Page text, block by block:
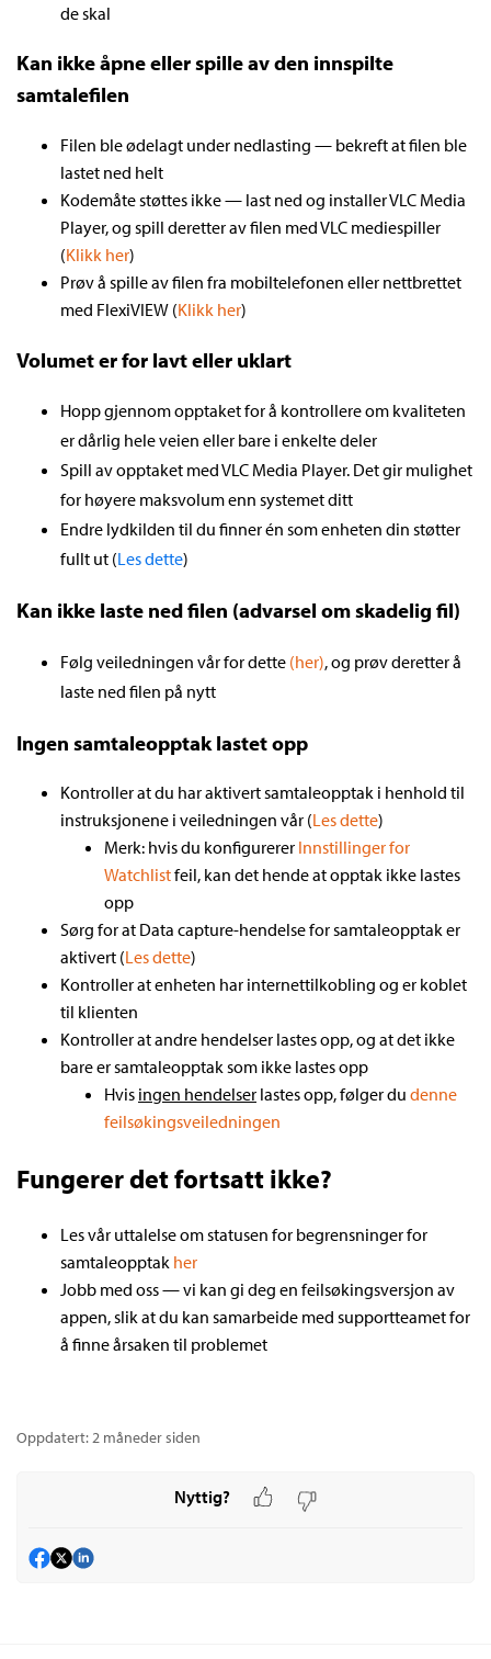
de skal
Kan ikke åpne eller spille av den innspilte
samtalefilen
Filen ble ødelagt under nedlasting — bekreft at filen ble
lastet ned helt
Kodemåte støttes ikke — last ned og installer VLC Media
Player, og spill deretter av filen med VLC mediespiller
(Klikk her)
Prøv å spille av filen fra mobiltelefonen eller nettbrettet
med FlexiVIEW (Klikk her)
Volumet er for lavt eller uklart
Hopp gjennom opptaket for å kontrollere om kvaliteten
er dårlig hele veien eller bare i enkelte deler
Spill av opptaket med VLC Media Player. Det gir mulighet
for høyere maksvolum enn systemet ditt
Endre lydkilden til du finner én som enheten din støtter
fullt ut (Les dette)
Kan ikke laste ned filen (advarsel om skadelig fil)
Følg veiledningen vår for dette (her), og prøv deretter å
laste ned filen på nytt
Ingen samtaleopptak lastet opp
Kontroller at du har aktivert samtaleopptak i henhold til
instruksjonene i veiledningen vår (Les dette)
Merk: hvis du konfigurerer Innstillinger for
Watchlistfeil, kan det hende at opptak ikke lastes
opp
Sørg for at Data capture-hendelse for samtaleopptak er
aktivert (Les dette)
Kontroller at enheten har internettilkobling og er koblet
til klienten
Kontroller at andre hendelser lastes opp, og at det ikke
bare er samtaleopptak som ikke lastes opp
Hvis ingen hendelser lastes opp, følger du denne
feilsøkingsveiledningen
Fungerer det fortsatt ikke?
Les vår uttalelse om statusen for begrensninger for
samtaleopptak her
Jobb med oss — vi kan gi deg en feilsøkingsversjon av
appen, slik at du kan samarbeide med supportteamet for
å finne årsaken til problemet
Oppdatert:2 måneder siden
Nyttig?